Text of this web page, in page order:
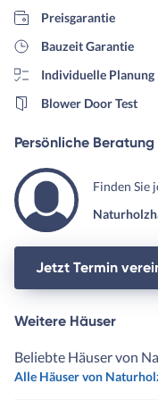
Preisgarantie
Bauzeit Garantie
Individuelle Planung
Blower Door Test
Persönliche
Finden Sie
Jetzt Termin
Weitere Häuser
Beliebte Häuser von
Alle Häuser von